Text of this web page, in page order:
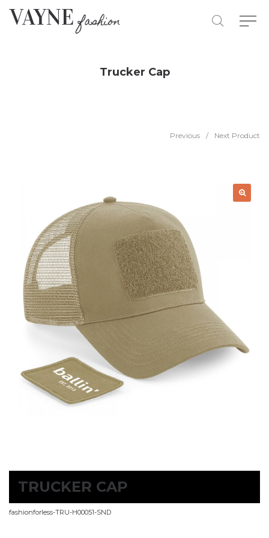
Trucker Cap
Previous / Next Product
TRUCKER CAP
fashionforless-TRU-H00051-SND